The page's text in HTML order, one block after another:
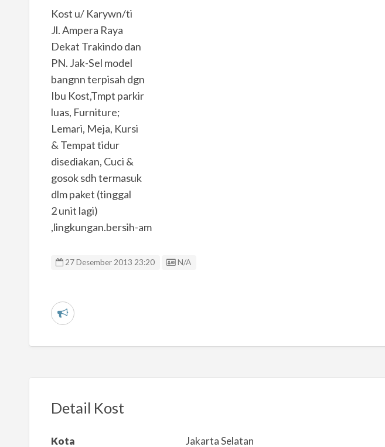
Kost u/ Karywn/ti
Jl. Ampera Raya
Dekat Trakindo dan
PN. Jak-Sel model
bangnn terpisah dgn
Ibu Kost,Tmpt parkir
luas, Furniture;
Lemari, Meja, Kursi
& Tempat tidur
disediakan, Cuci &
gosok sdh termasuk
dlm paket (tinggal
2 unit lagi)
,lingkungan.bersih-am
27 Desember 2013 23:20 Listing ID
N/A
L
a
Detail Kost
Kota Jakarta Selatan